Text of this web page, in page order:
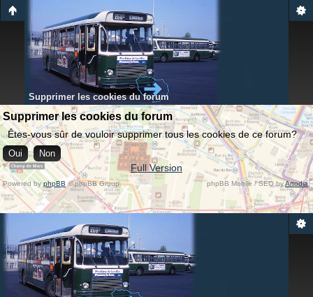
Supprimer les cookies du forum
Supprimer les cookies du forum
Êtes-vous sûr de vouloir supprimer tous les cookies de ce forum?
Full Version
Powered byphpBB © phpBB Group. phpBB Mobile / SEO byArtodia.